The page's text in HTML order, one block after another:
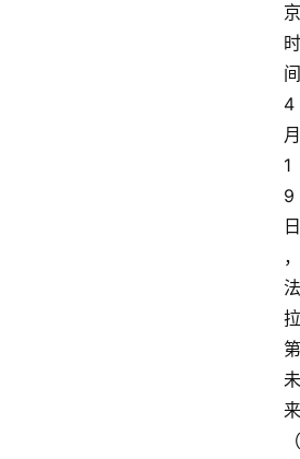
京
时
间
4
月
1
9
日
，
法
拉
第
未
来
（